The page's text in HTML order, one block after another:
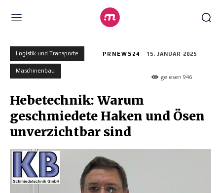
Logistik und Transporte
Maschinenbau
PRNEWS24 15. JANUAR 2025
gelesen 946
Hebetechnik: Warum
geschmiedete Haken und Ösen
unverzichtbar sind